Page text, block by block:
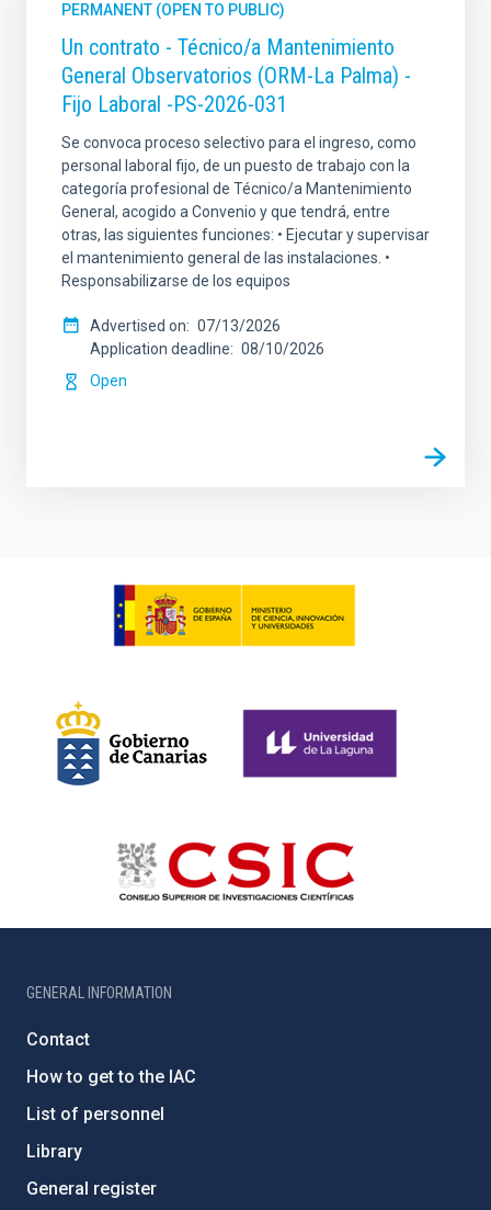
PERMANENT (OPEN TO PUBLIC)
Un contrato - Técnico/a Mantenimiento
General Observatorios (ORM-La Palma) -
Fijo Laboral -PS-2026-031
Se convoca proceso selectivo para el ingreso, como
personal laboral fijo, de un puesto de trabajo con la
categoría profesional de Técnico/a Mantenimiento
General, acogido a Convenio y que tendrá, entre
otras, las siguientes funciones: • Ejecutar y supervisar
el mantenimiento general de las instalaciones. •
Responsabilizarse de los equipos
Advertised on
07/13/2026
Application deadline
08/10/2026
Open
GENERAL INFORMATION
Contact
How to get to the IAC
List of personnel
Library
General register